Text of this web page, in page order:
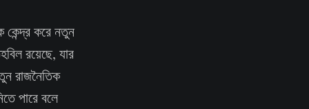
কেন্দ্র করে নতুন
রয়েছে, যার
রাজনৈতিক
পারে বলে